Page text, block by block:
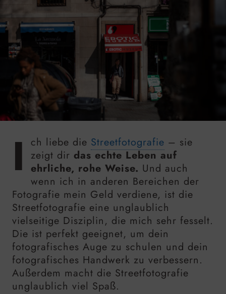
I ch liebe die Streetfotografie – sie
zeigt dir das echte Leben auf
ehrliche, rohe Weise. Und auch
wenn ich in anderen Bereichen der
Fotografie mein Geld verdiene, ist die
Streetfotografie eine unglaublich
vielseitige Disziplin, die mich sehr fesselt.
Die ist perfekt geeignet, um dein
fotografisches Auge zu schulen und dein
fotografisches Handwerk zu verbessern.
Außerdem macht die Streetfotografie
unglaublich viel Spaß.